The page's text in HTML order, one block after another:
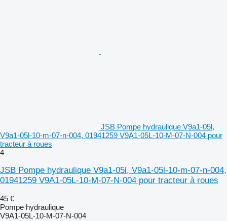
JSB Pompe hydraulique V9a1-05l,
V9a1-05l-10-m-07-n-004, 01941259 V9A1-05L-10-M-07-N-004 pour
tracteur à roues
4
JSB Pompe hydraulique V9a1-05l, V9a1-05l-10-m-07-n-004,
01941259 V9A1-05L-10-M-07-N-004 pour tracteur à roues
45 €
Pompe hydraulique
V9A1-05L-10-M-07-N-004